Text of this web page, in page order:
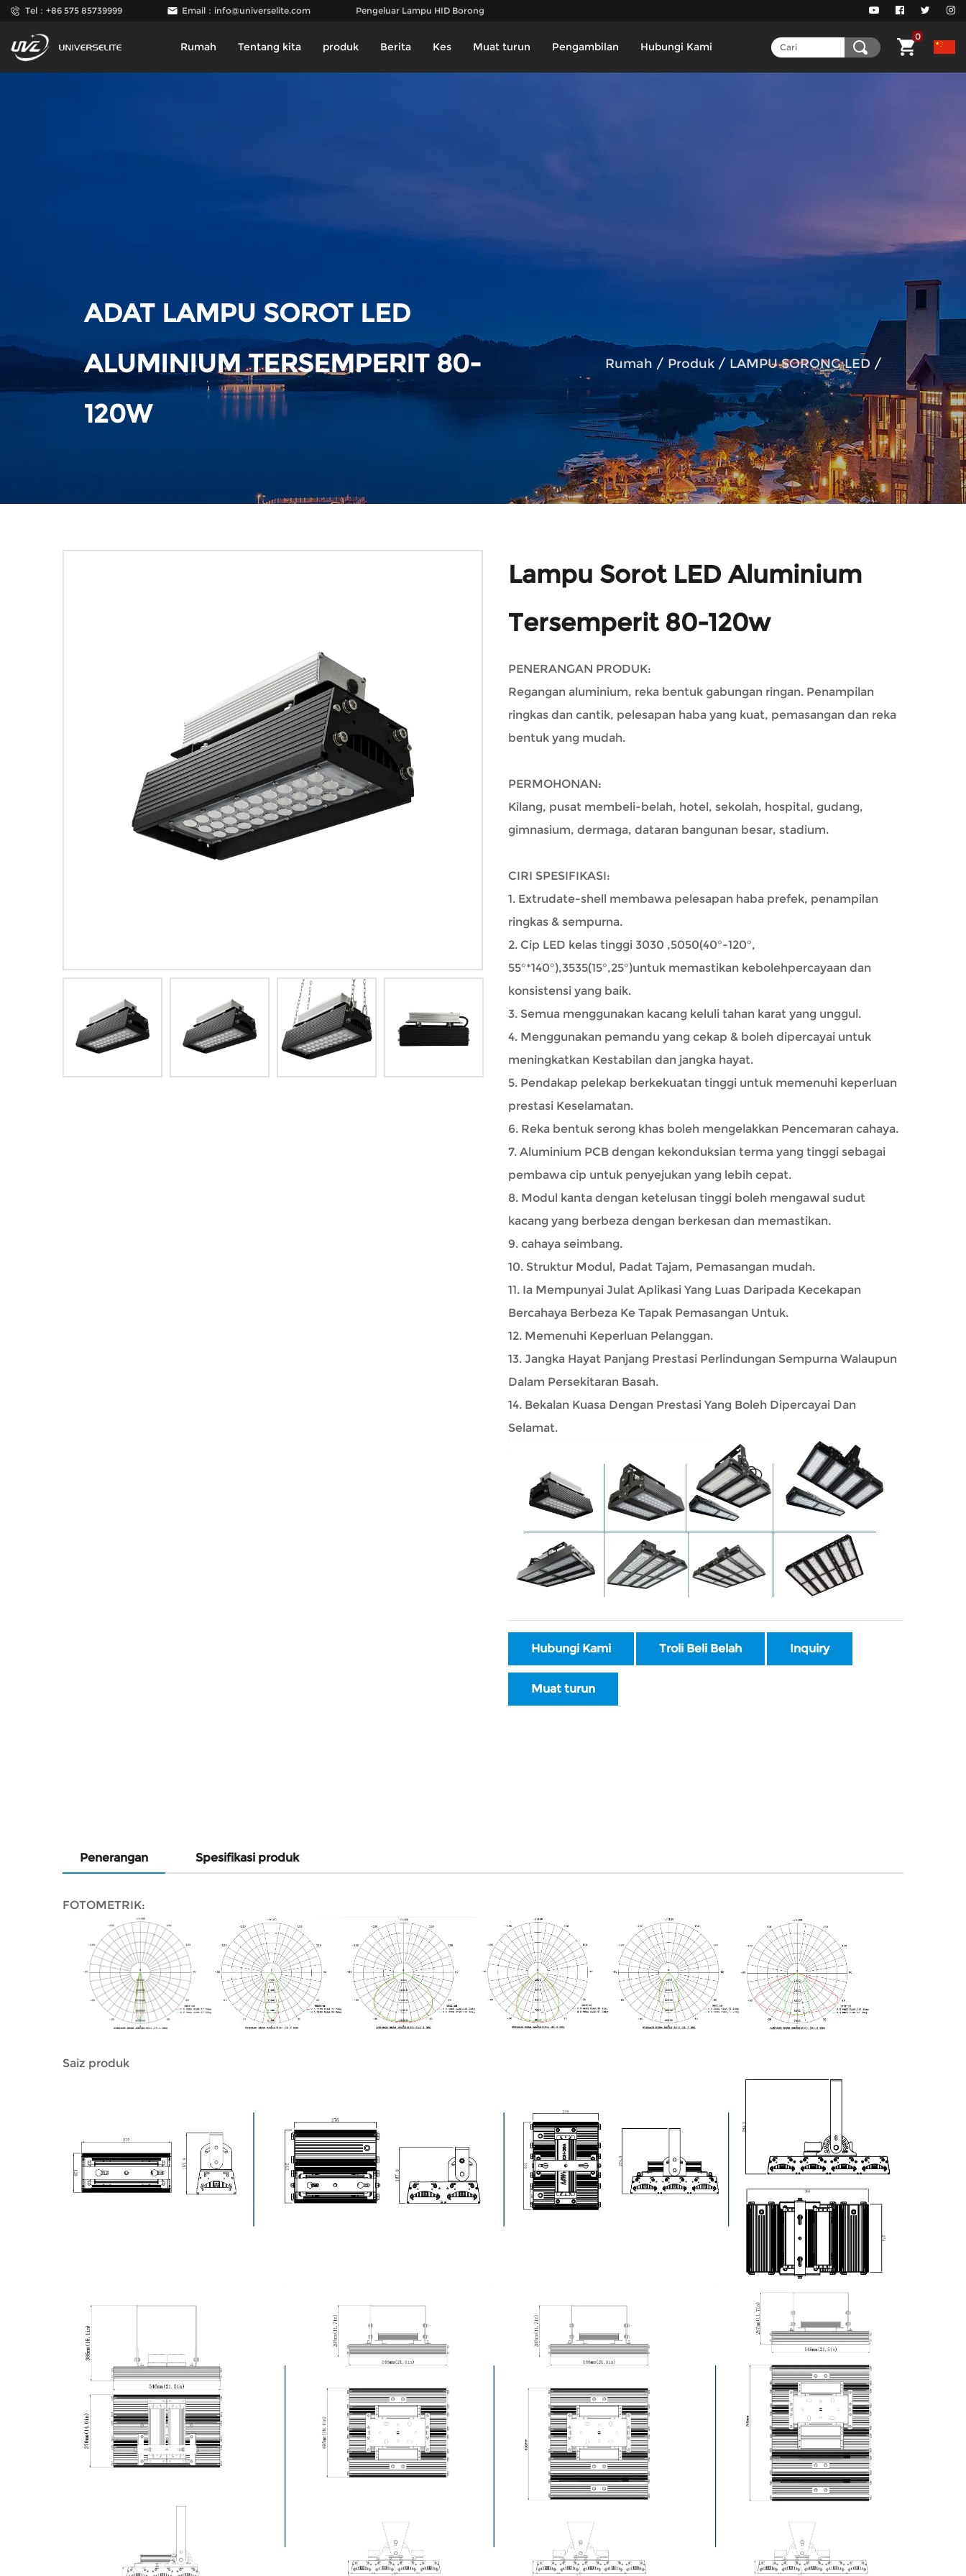
Tel：+86 575 85739999 Email： info@universelite.com Pengeluar Lampu HID Borong
Rumah Tentang kita produk Berita Kes Muat turun Pengambilan Hubungi Kami
0
ADAT LAMPU SOROT LED
ALUMINIUM TERSEMPERIT 80-
120W
Rumah / Produk / LAMPU SORONG LED /
Lampu Sorot LED Aluminium
Tersemperit 80-120w
PENERANGAN PRODUK:
Regangan aluminium, reka bentuk gabungan ringan. Penampilan
ringkas dan cantik, pelesapan haba yang kuat, pemasangan dan reka
bentuk yang mudah.
PERMOHONAN:
Kilang, pusat membeli-belah, hotel, sekolah, hospital, gudang,
gimnasium, dermaga, dataran bangunan besar, stadium.
CIRI SPESIFIKASI:
1. Extrudate-shell membawa pelesapan haba prefek, penampilan
ringkas & sempurna.
2. Cip LED kelas tinggi 3030 ,5050(40°-120°,
55°*140°),3535(15°,25°)untuk memastikan kebolehpercayaan dan
konsistensi yang baik.
3. Semua menggunakan kacang keluli tahan karat yang unggul.
4. Menggunakan pemandu yang cekap & boleh dipercayai untuk
meningkatkan Kestabilan dan jangka hayat.
5. Pendakap pelekap berkekuatan tinggi untuk memenuhi keperluan
prestasi Keselamatan.
6. Reka bentuk serong khas boleh mengelakkan Pencemaran cahaya.
7. Aluminium PCB dengan kekonduksian terma yang tinggi sebagai
pembawa cip untuk penyejukan yang lebih cepat.
8. Modul kanta dengan ketelusan tinggi boleh mengawal sudut
kacang yang berbeza dengan berkesan dan memastikan.
9. cahaya seimbang.
10. Struktur Modul, Padat Tajam, Pemasangan mudah.
11. Ia Mempunyai Julat Aplikasi Yang Luas Daripada Kecekapan
Bercahaya Berbeza Ke Tapak Pemasangan Untuk.
12. Memenuhi Keperluan Pelanggan.
13. Jangka Hayat Panjang Prestasi Perlindungan Sempurna Walaupun
Dalam Persekitaran Basah.
14. Bekalan Kuasa Dengan Prestasi Yang Boleh Dipercayai Dan
Selamat.
Hubungi Kami Troli Beli Belah Inquiry
Muat turun
Penerangan Spesifikasi produk
FOTOMETRIK:
Saiz produk